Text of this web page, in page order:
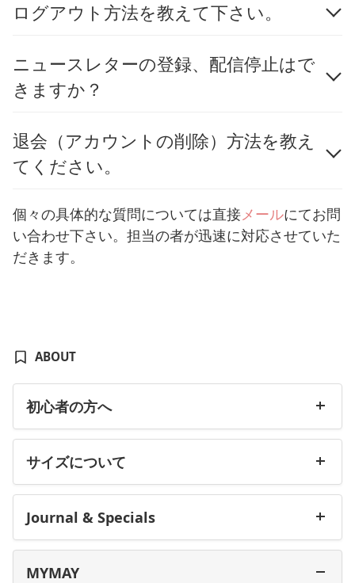
ログアウト方法を教えて下さい。
ニュースレターの登録、配信停止はで
きますか？
退会（アカウントの削除）方法を教え
てください。
個々の具体的な質問については直接メールにてお問
い合わせ下さい。担当の者が迅速に対応させていた
だきます。
ABOUT
初心者の方へ
サイズについて
Journal & Specials
MYMAY